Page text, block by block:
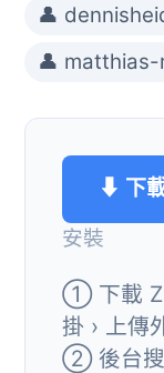
👤
👤
⬇ 下
安裝
① 下載
掛 › 上傳
② 後台搜